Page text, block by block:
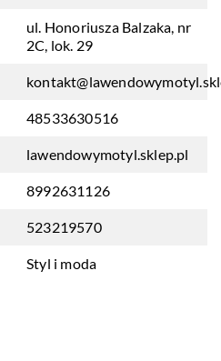
ul. Honoriusza Balzaka, nr
2C, lok. 29
48533630516
lawendowymotyl.sklep.pl
8992631126
523219570
Styl i moda